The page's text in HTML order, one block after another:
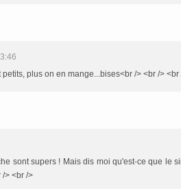
plus on en mange...bises<br /> <br /> <br
sont supers ! Mais dis moi qu'est-ce que le
/> <br />